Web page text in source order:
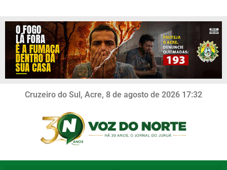
Cruzeiro do Sul, Acre, 8 de agosto de 2026 17:32